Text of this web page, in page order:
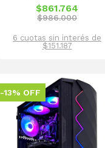
$861.764
$986.000
6 cuotas sin interés de
$151.187
-13% OFF